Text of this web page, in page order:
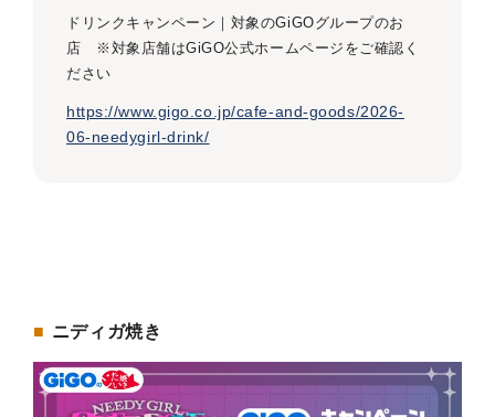
ドリンクキャンペーン｜対象のGiGOグループのお
店 ※対象店舗はGiGO公式ホームページをご確認く
ださい
https://www.gigo.co.jp/cafe-and-goods/2026-
06-needygirl-drink/
■ ニディガ焼き